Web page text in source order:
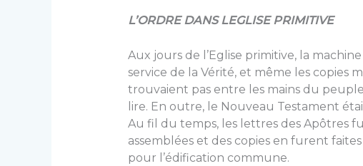
L’ORDRE DANS LEGLISE PRIMITIVE
Aux jours de l’Eglise primitive, la
service de la Vérité, et même les copies
trouvaient pas entre les mains du
lire. En outre, le Nouveau Testament
Au fil du temps, les lettres des Apôtres
assemblées et des copies en furent
pour l’édification commune.